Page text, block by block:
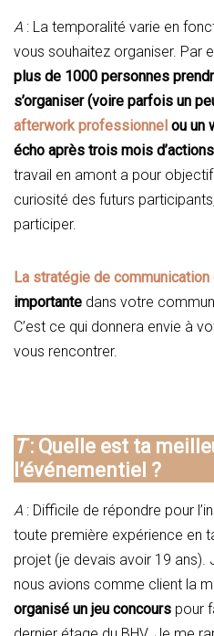
A : La temporalité varie en
vous souhaitez organiser. Par
plus de 1000 personnes
s’organiser (voire parfois un
afterwork professionnel ou un
écho après trois mois
travail en amont a pour objectif
curiosité des futurs
participer.
La stratégie de
importante dans votre
C’est ce qui donnera envie à
vous rencontrer.
T: Quelle est ta
l’événementiel ?
A : Difficile de répondre pour
toute première expérience en
projet (je devais avoir 19 ans).
nous avions comme client la
organisé un jeu concours pour